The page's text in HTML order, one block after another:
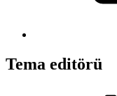
Tema editörü